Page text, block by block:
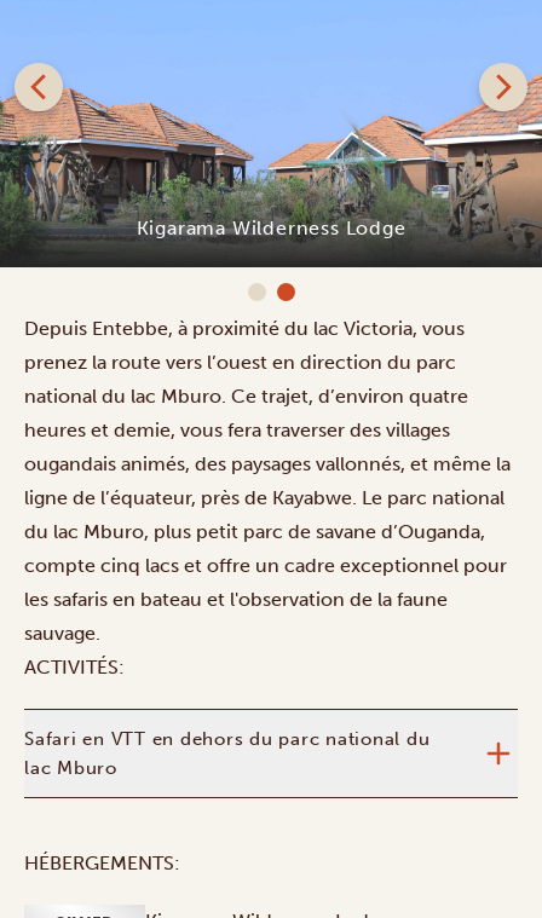
Kigarama Wilderness Lodge
Depuis Entebbe, à proximité du lac Victoria, vous
prenez la route vers l’ouest en direction du parc
national du lac Mburo. Ce trajet, d’environ quatre
heures et demie, vous fera traverser des villages
ougandais animés, des paysages vallonnés, et même la
ligne de l’équateur, près de Kayabwe. Le parc national
du lac Mburo, plus petit parc de savane d’Ouganda,
compte cinq lacs et offre un cadre exceptionnel pour
les safaris en bateau et l'observation de la faune
sauvage.
ACTIVITÉS:
Safari en VTT en dehors du parc national du
lac Mburo
HÉBERGEMENTS: